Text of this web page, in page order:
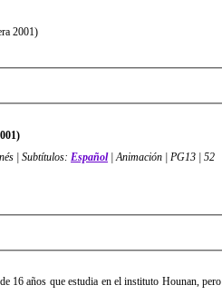
2001)
| Subtítulos: Español| Animación | PG13 | 52
16 años que estudia en el instituto Hounan, pero